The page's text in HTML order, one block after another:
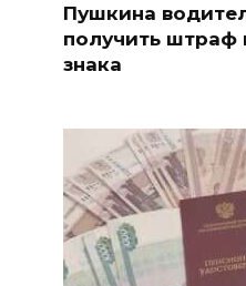
Пушкина
получить штраф
знака